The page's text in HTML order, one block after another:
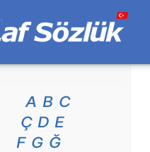
A B C
Ç D E
F G Ğ